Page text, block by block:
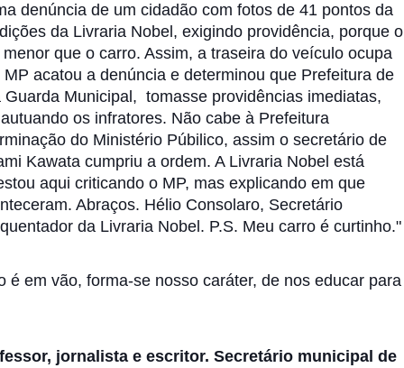
denúncia de um cidadão com fotos de 41 pontos da
da Livraria Nobel, exigindo providência, porque o
que o carro. Assim, a traseira do veículo ocupa
acatou a denúncia e determinou que Prefeitura de
Municipal, tomasse providências imediatas,
os infratores. Não cabe à Prefeitura
do Ministério Púbilico, assim o secretário de
Kawata cumpriu a ordem. A Livraria Nobel está
aqui criticando o MP, mas explicando em que
Abraços. Hélio Consolaro, Secretário
da Livraria Nobel. P.S. Meu carro é curtinho."
é em vão, forma-se nosso caráter, de nos educar para
jornalista e escritor. Secretário municipal de